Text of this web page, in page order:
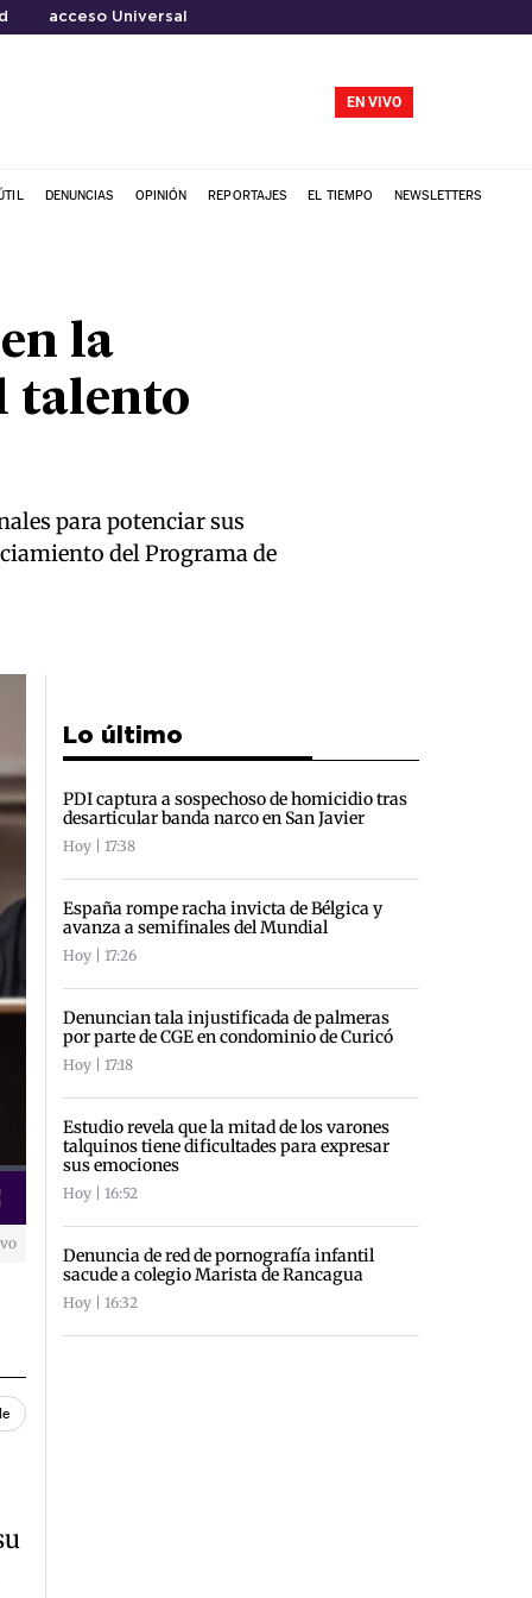
acceso Universal
EN VIVO
DENUNCIAS OPINIÓN REPORTAJES EL TIEMPO NEWSLETTERS
la
talento
para potenciar sus
del Programa de
Lo último
PDI captura a sospechoso de homicidio tras
desarticular banda narco en San Javier
Hoy | 17:38
España rompe racha invicta de Bélgica y
avanza a semifinales del Mundial
Hoy | 17:26
Denuncian tala injustificada de palmeras
por parte de CGE en condominio de Curicó
Hoy | 17:18
Estudio revela que la mitad de los varones
talquinos tiene dificultades para expresar
sus emociones
Hoy | 16:52
Denuncia de red de pornografía infantil
sacude a colegio Marista de Rancagua
Hoy | 16:32